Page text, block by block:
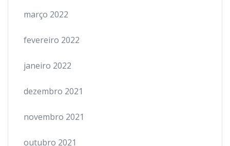
março 2022
fevereiro 2022
janeiro 2022
dezembro 2021
novembro 2021
outubro 2021